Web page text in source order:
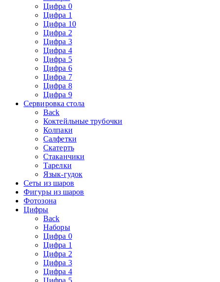
Цифра 0
Цифра 1
Цифра 10
Цифра 2
Цифра 3
Цифра 4
Цифра 5
Цифра 6
Цифра 7
Цифра 8
Цифра 9
Сервировка стола
Back
Коктейльные трубочки
Колпаки
Салфетки
Скатерть
Стаканчики
Тарелки
Язык-гудок
Сеты из шаров
Фигуры из шаров
Фотозона
Цифры
Back
Наборы
Цифра 0
Цифра 1
Цифра 2
Цифра 3
Цифра 4
Цифра 5